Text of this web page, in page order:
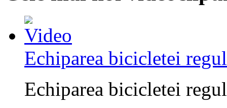
Echiparea bicicletei
Echiparea bicicletei